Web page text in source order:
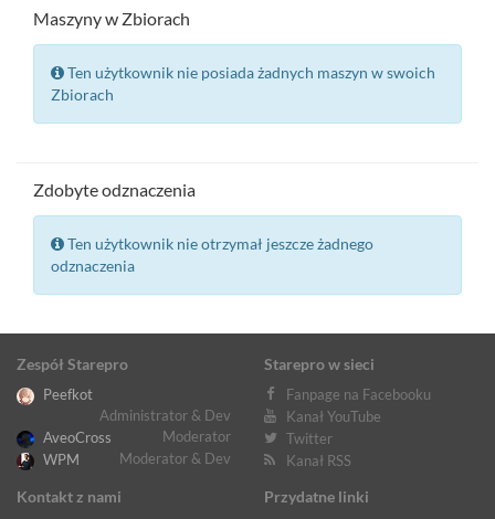
Maszyny w Zbiorach
Ten użytkownik nie posiada żadnych maszyn w swoich
Zbiorach
Zdobyte odznaczenia
Ten użytkownik nie otrzymał jeszcze żadnego
odznaczenia
Zespół Starepro
Peefkot
Administrator & Dev
AveoCross
Moderator
WPM
Moderator & Dev
Starepro w sieci
Fanpage na Facebooku
Kanał YouTube
Twitter
Kanał RSS
Kontakt z nami Przydatne linki